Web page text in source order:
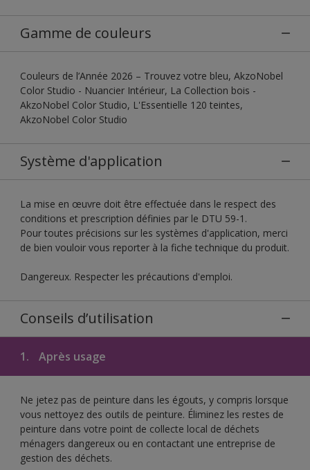
Gamme de couleurs
Couleurs de l’Année 2026 – Trouvez votre bleu, AkzoNobel
Color Studio - Nuancier Intérieur, La Collection bois -
AkzoNobel Color Studio, L'Essentielle 120 teintes,
AkzoNobel Color Studio
Système d'application
La mise en œuvre doit être effectuée dans le respect des
conditions et prescription définies par le DTU 59-1.
Pour toutes précisions sur les systèmes d'application, merci
de bien vouloir vous reporter à la fiche technique du produit.
Dangereux. Respecter les précautions d'emploi.
Conseils d’utilisation
1. Après usage
Ne jetez pas de peinture dans les égouts, y compris lorsque
vous nettoyez des outils de peinture. Éliminez les restes de
peinture dans votre point de collecte local de déchets
ménagers dangereux ou en contactant une entreprise de
gestion des déchets.